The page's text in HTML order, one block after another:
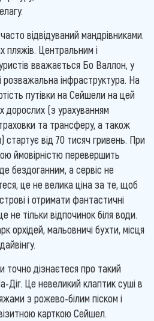
відвідуваний мандрівниками.
пляжів. Центральним і
вважається Бо Валлон, у
розважальна інфраструктура. На
путівки на Сейшели на цей
дорослих (з урахуванням
та трансферу, а також
стартує від 70 тисяч гривень. При
ймовірністю перевершить
бездоганним, а сервіс не
це не велика ціна за те, щоб
і отримати фантастичні
не тільки відпочинок біля води.
орхідей, мальовничі бухти, місця
точно дізнаєтеся про такий
Діг. Це невеликий клаптик суші в
з рожево-білим піском і
карткою Сейшел.